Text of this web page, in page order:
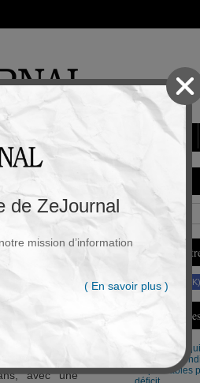
Société
: vers la
à la newsletter
Accord de
dit un
en cela
et conclu un
avec une
Vous aimez
(230 K)
Derniers Articles
Un budget
Milei veut
responsables
de ZeJournal
mission d’information
( En savoir plus )